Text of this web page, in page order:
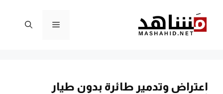
المحتوى
القائمة
اعتراض وتدمير طائرة بدون طيار